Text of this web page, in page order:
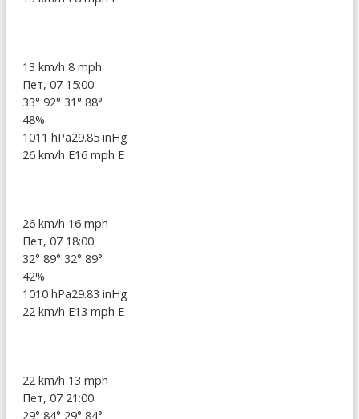
13 km/h 8 mph
Пет, 07 15:00
33° 92° 31° 88°
48%
1011 hPa29.85 inHg
26 km/h E16 mph E
26 km/h 16 mph
Пет, 07 18:00
32° 89° 32° 89°
42%
1010 hPa29.83 inHg
22 km/h E13 mph E
22 km/h 13 mph
Пет, 07 21:00
29° 84° 29° 84°